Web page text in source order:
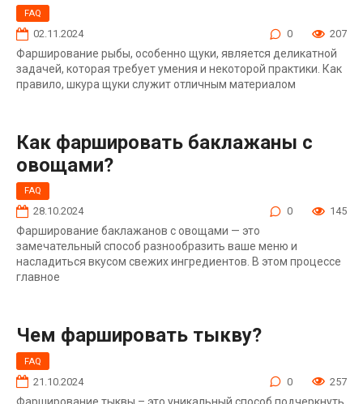
FAQ
02.11.2024 0 207
Фарширование рыбы, особенно щуки, является деликатной
задачей, которая требует умения и некоторой практики. Как
правило, шкура щуки служит отличным материалом
Как фаршировать баклажаны с
овощами?
FAQ
28.10.2024 0 145
Фарширование баклажанов с овощами — это
замечательный способ разнообразить ваше меню и
насладиться вкусом свежих ингредиентов. В этом процессе
главное
Чем фаршировать тыкву?
FAQ
21.10.2024 0 257
Фарширование тыквы – это уникальный способ подчеркнуть